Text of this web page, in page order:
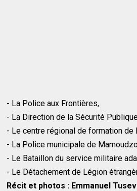
- La Police aux Frontières,
- La Direction de la Sécurité
- Le centre régional de formation de
- La Police municipale de
- Le Bataillon du service militaire
- Le Détachement de Légion
Récit et photos : Emmanuel